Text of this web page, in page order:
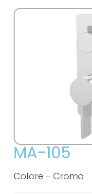
MA-105
Colore - Cromo